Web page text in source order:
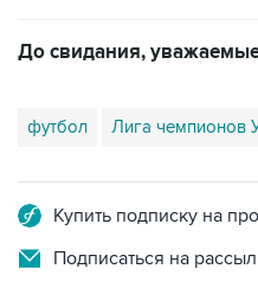
До свидания,
футбол Лига чемпионов
Купить подписку на
Подписаться на